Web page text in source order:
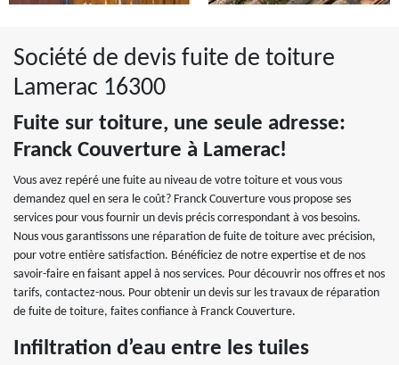
Société de devis fuite de toiture
Lamerac 16300
Fuite sur toiture, une seule adresse:
Franck Couverture à Lamerac!
Vous avez repéré une fuite au niveau de votre toiture et vous vous
demandez quel en sera le coût? Franck Couverture vous propose ses
services pour vous fournir un devis précis correspondant à vos besoins.
Nous vous garantissons une réparation de fuite de toiture avec précision,
pour votre entière satisfaction. Bénéficiez de notre expertise et de nos
savoir-faire en faisant appel à nos services. Pour découvrir nos offres et nos
tarifs, contactez-nous. Pour obtenir un devis sur les travaux de réparation
de fuite de toiture, faites confiance à Franck Couverture.
Infiltration d’eau entre les tuiles